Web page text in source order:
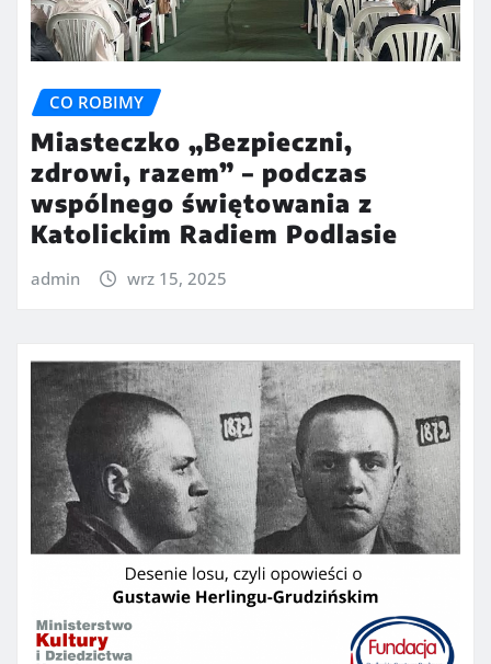
CO ROBIMY
Miasteczko „Bezpieczni,
zdrowi, razem” – podczas
wspólnego świętowania z
Katolickim Radiem Podlasie
admin wrz 15, 2025